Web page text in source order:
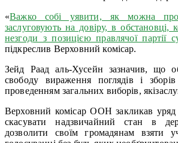
«Важко собі уявити, як можна
заслуговують на довіру, в обстановці,
незгоди з позицією правлячої партії
підкреслив Верховний комісар.
Зейд Раад аль-Хусейн зазначив, що
свободу вираження поглядів і
проведенням загальних виборів,
Верховний комісар ООН закликав
скасувати надзвичайний стан в
дозволити своїм громадянам взяти